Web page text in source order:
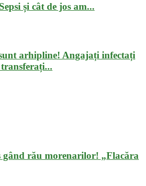
și cât de jos am...
arhipline! Angajați infectați
gând rău morenarilor! „Flacăra